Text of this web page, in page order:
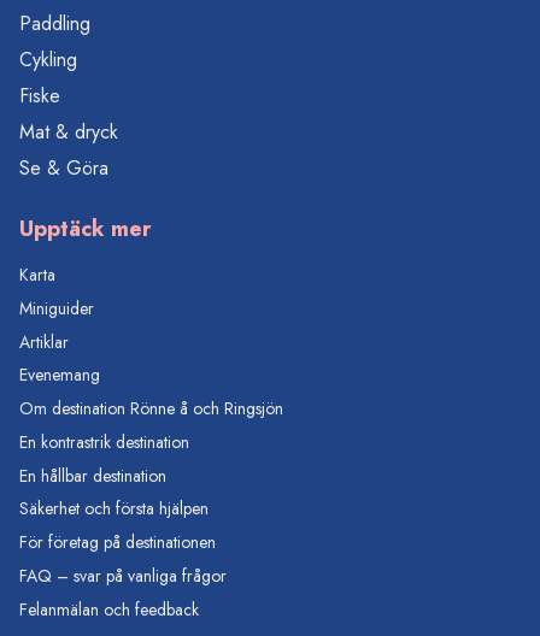
Paddling
Cykling
Fiske
Mat & dryck
Se & Göra
Upptäck mer
Karta
Miniguider
Artiklar
Evenemang
Om destination Rönne å och Ringsjön
En kontrastrik destination
En hållbar destination
Säkerhet och första hjälpen
För företag på destinationen
FAQ – svar på vanliga frågor
Felanmälan och feedback